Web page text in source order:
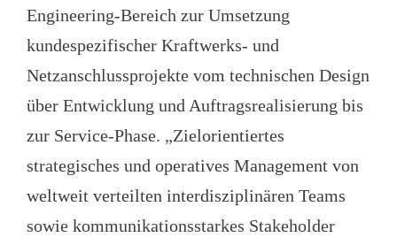
Engineering-Bereich zur Umsetzung
kundespezifischer Kraftwerks- und
Netzanschlussprojekte vom technischen Design
über Entwicklung und Auftragsrealisierung bis
zur Service-Phase. „Zielorientiertes
strategisches und operatives Management von
weltweit verteilten interdisziplinären Teams
sowie kommunikationsstarkes Stakeholder